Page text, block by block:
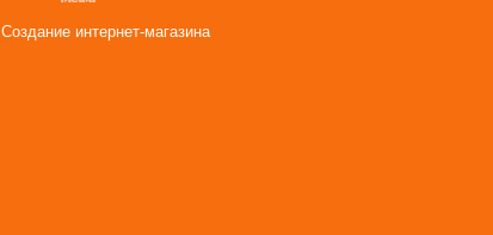
Создание интернет-магазина